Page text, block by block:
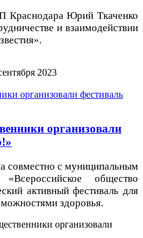
Краснодара Юрий Ткаченко
и взаимодействии
2023
организовали
совместно с муниципальным
общество
активный фестиваль для
здоровья.
организовали